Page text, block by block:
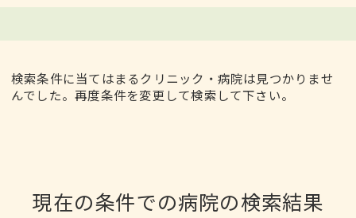
検索条件に当てはまるクリニック・病院は見つかりませ
んでした。再度条件を変更して検索して下さい。
現在の条件での病院の検索結果